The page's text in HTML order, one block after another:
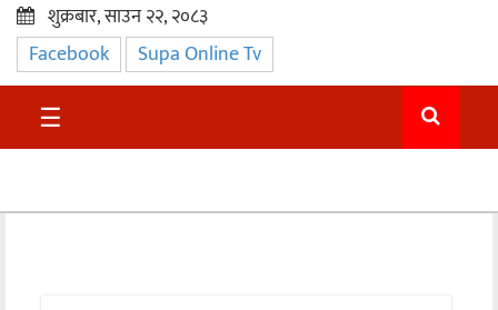
प्रमुख
समाचार
सुदुर
शुक्रबार, साउन २२, २०८३
Facebook Supa Online Tv
☰